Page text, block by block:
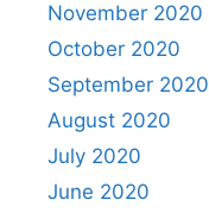
November 2020
October 2020
September 2020
August 2020
July 2020
June 2020